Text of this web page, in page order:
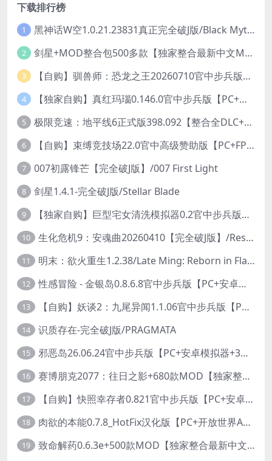
下载排行榜
1 黑神话W空1.0.21.23831真正完全破J版/Black Myth Wukong Ver1.0.21.23831
2 剑星+MOD整合包500多款【独家整合最新中文MOD管理器+可直连N网下载2000+MOD+集成CNS一键换肤】/Stellar Blade MOD Ver2026.5.18
3 【自购】驯兽师：恐龙之王20260710官中步兵版+全DLC【PC+安卓模拟器+3D大型生存SLG/动作冒险】/Tamer: King of Dinosaurs【19.6G】
4 【独家自购】真红玛瑙0.146.0官中步兵版【PC+安卓模拟器+ACT神作+存档+作弊】/纯净的红玛瑙/Pure Onyx【3.14G】
5 极限竞速：地平线6正式版398.092【整合全DLC+614辆车存档】/Forza Horizon 6
6 【自购】束缚竞技场22.0官中高级赞助版【PC+FPS枪战射击/ACT动作/捏人/团队】/Bondage Arena Premium【43.7G】
7 007初露锋芒【完全破J版】/007 First Light
8 剑星1.4.1-完全破J版/Stellar Blade
9 【独家自购】巨型宅女清洗模拟器0.2官中步兵版【PC+安卓模拟器+3D互动SLG/开放世界/2026.6.6日新作】/巨人老婆清洗模拟器/Giant Waifu Wash Simulator【3G】
10 生化危机9：安魂曲20260410【完全破J版】/Resident Evil Requiem 9
11 明末：欲火重生1.2.38/Late Ming: Reborn in Flames
12 性感冒险 - 金银岛0.8.6.8官中步兵版【PC+安卓模拟器+3D生存冒险/开放世界/精品沙盒/扶她】/ Sensual Adventures - Treasure Island【9.3G】
13 【自购】妖谈2：九尾异闻1.1.06官中步兵版【PC+安卓模拟器+植物大战僵尸H版+塔防SLG】/Yokai Art 2- Tales of the Nine-Tails【4.13G】
14 识质存在-完全破J版/PRAGMATA
15 邪恶岛26.06.24官中步兵版【PC+安卓模拟器+3D大型生存/动作ACT/开放世界】/Wicked Island【7.53G】
16 赛博朋克2077：往日之影+680款MOD【独家整合最新中文MOD管理器+在线下载1.7万N网MOD】/Cyberpunk 2077 Ver2.31 MOD V2025.11.8
17 【自购】快照幸存者0.821官中步兵版【PC+安卓模拟器+肉鸽生存SLG/盗摄/偷拍】/Snapshot Survivor【643M】
18 肉欲的本能0.7.8_HotFix汉化版【PC+开放世界ACT/大作/UE5超高画质/扶她+超级存档】/Carnal Instinct【7.3G】
19 致命解药0.6.3e+500款MOD【独家整合最新中文MOD管理器+在线下载N网全部MOD】/The Killing Antidote Ver0.6.3e MOD Ver2026.3.12